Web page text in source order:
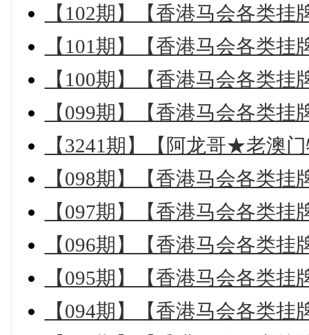
【102期】【香港马会各类
【101期】【香港马会各类
【100期】【香港马会各类
【099期】【香港马会各类
【3241期】【阿龙哥★老澳
【098期】【香港马会各类
【097期】【香港马会各类
【096期】【香港马会各类
【095期】【香港马会各类
【094期】【香港马会各类